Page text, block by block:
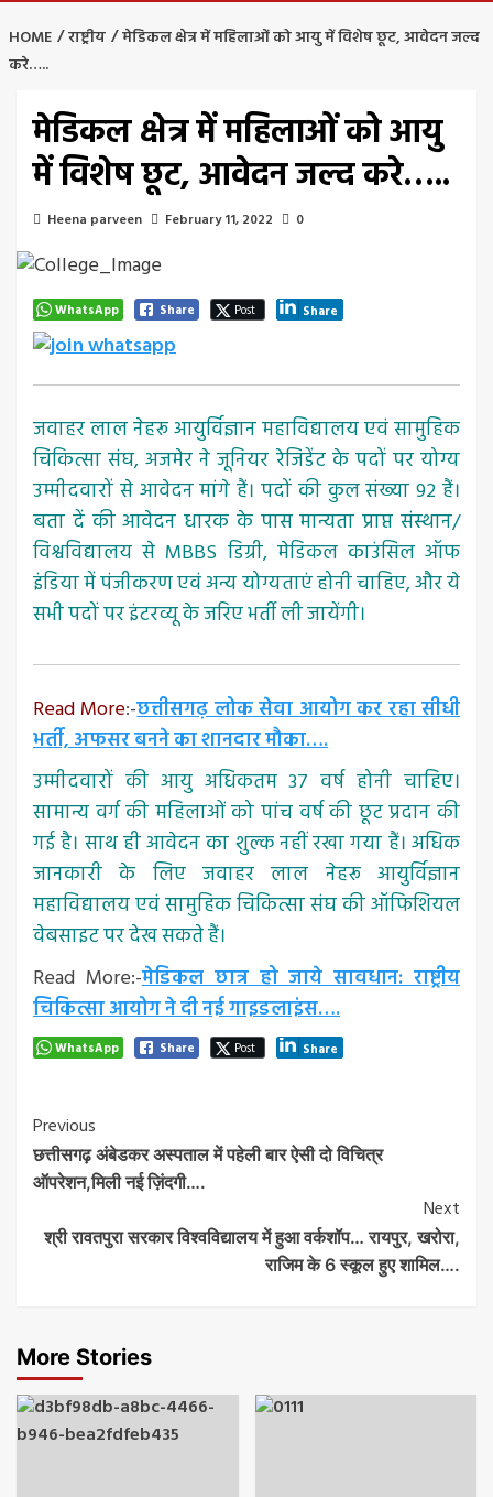
HOME राष्ट्रीय
मेडिकल क्षेत्र में महिलाओं को आयु में विशेष छूट, आवेदन जल्द
करे…..
मेडिकल क्षेत्र में महिलाओं को आयु
में विशेष छूट, आवेदन जल्द करे…..
Heena parveen February 11, 2022 0
WhatsApp Share Post Share
जवाहर लाल नेहरू आयुर्विज्ञान महाविद्यालय एवं सामुहिक
चिकित्सा संघ, अजमेर ने जूनियर रेजिडेंट के पदों पर योग्य
उम्मीदवारों से आवेदन मांगे हैं। पदों की कुल संख्या 92 हैं।
बता दें की आवेदन धारक के पास मान्यता प्राप्त संस्थान/
विश्वविद्यालय से MBBS डिग्री, मेडिकल काउंसिल ऑफ
इंडिया में पंजीकरण एवं अन्य योग्यताएं होनी चाहिए, और ये
सभी पदों पर इंटरव्यू के जरिए भर्ती ली जायेंगी।
Read More:-छत्तीसगढ़ लोक सेवा आयोग कर रहा सीधी
भर्ती, अफसर बनने का शानदार मौका….
उम्मीदवारों की आयु अधिकतम 37 वर्ष होनी चाहिए।
सामान्य वर्ग की महिलाओं को पांच वर्ष की छूट प्रदान की
गई है। साथ ही आवेदन का शुल्क नहीं रखा गया हैं। अधिक
जानकारी के लिए जवाहर लाल नेहरू आयुर्विज्ञान
महाविद्यालय एवं सामुहिक चिकित्सा संघ की ऑफिशियल
वेबसाइट पर देख सकते हैं।
Read More:-मेडिकल छात्र हो जाये सावधान: राष्ट्रीय
चिकित्सा आयोग ने दी नई गाइडलाइंस….
WhatsApp Share Post Share
Post
Navigation
Previous
छत्तीसगढ़ अंबेडकर अस्पताल में पहेली बार ऐसी दो विचित्र
ऑपरेशन,मिली नई ज़िंदगी….
Next
श्री रावतपुरा सरकार विश्वविद्यालय में हुआ वर्कशॉप… रायपुर, खरोरा,
राजिम के 6 स्कूल हुए शामिल….
More Stories